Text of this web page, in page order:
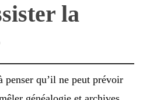
la
penser qu’il ne peut prévoir